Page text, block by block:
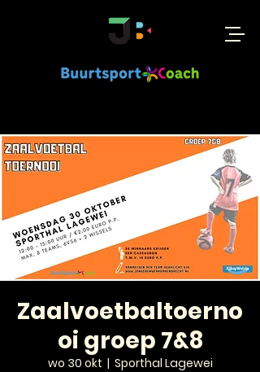
Zaalvoetbaltoerno
oi groep 7&8
wo 30 okt
  |
Sporthal Lagewei